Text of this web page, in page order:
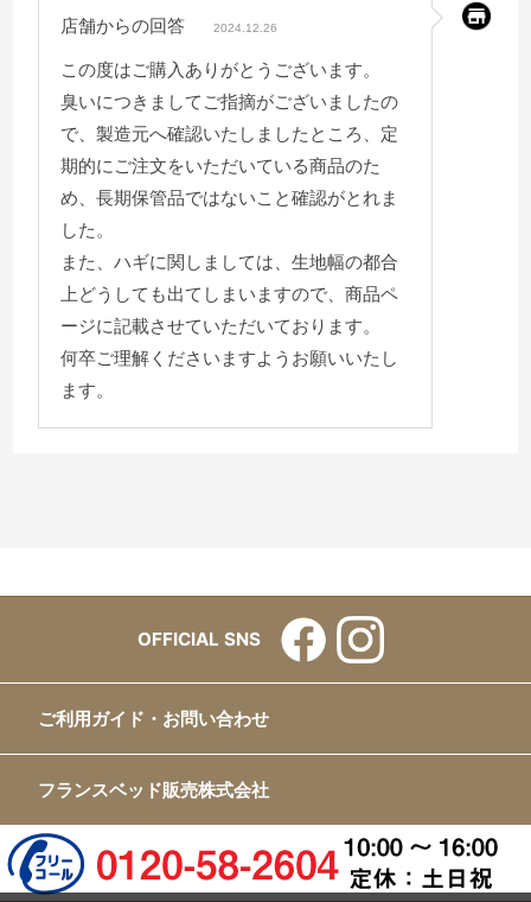
紐タイプではなく、スナップボタンなところは本当に使
い勝手が良いです。
大きいサイズなので仕方がないかもしれませんが、継ぎ
目があったのは残念でした。
肌触りはサラサラしていて心地よく、羽毛布団との相性
も今のところ良いです。
臭い問題はありましたが、まずまずな買い物が出来まし
た。
店舗からの回答 2024.12.26
この度はご購入ありがとうございます。
臭いにつきましてご指摘がございましたの
で、製造元へ確認いたしましたところ、定
期的にご注文をいただいている商品のた
め、長期保管品ではないこと確認がとれま
した。
また、ハギに関しましては、生地幅の都合
上どうしても出てしまいますので、商品ペ
ージに記載させていただいております。
何卒ご理解くださいますようお願いいたし
ます。
OFFICIAL SNS
ご利用ガイド・お問い合わせ
フランスベッド販売株式会社